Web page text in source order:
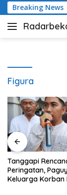
Langsung
ke
konten
Breaking News
Sampaikan
Berita
Figura
Tugu
Kereta